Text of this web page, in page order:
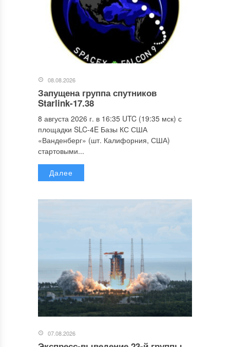
08.08.2026
Запущена группа спутников
Starlink-17.38
8 августа 2026 г. в 16:35 UTC (19:35 мск) с
площадки SLC-4E Базы КС США
«Ванденберг» (шт. Калифорния, США)
стартовыми...
Далее
07.08.2026